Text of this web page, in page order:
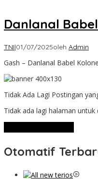
Danlanal
TNI|01/07/2025oleh Admin
Gash – Danlanal Babel
Tidak Ada Lagi Postingan
Tidak ada lagi halaman untuk
Otomatif